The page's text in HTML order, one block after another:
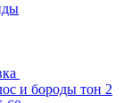
и бороды тон 2